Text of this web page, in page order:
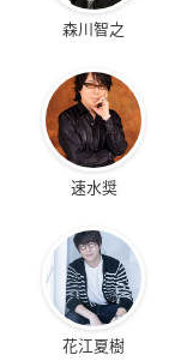
森川智之
速水奨
花江夏樹